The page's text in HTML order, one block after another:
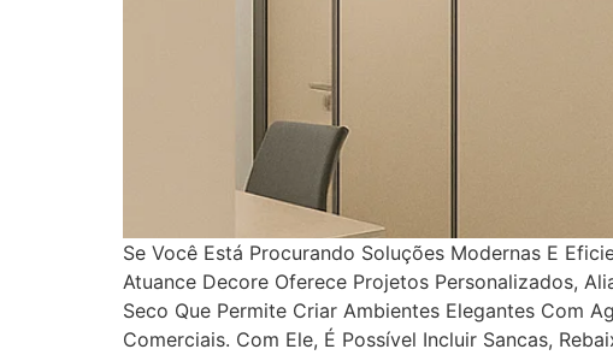
Se Você Está Procurando Soluções Modernas E
Atuance Decore Oferece Projetos Personalizados,
Seco Que Permite Criar Ambientes Elegantes Com
Comerciais. Com Ele, É Possível Incluir Sancas,